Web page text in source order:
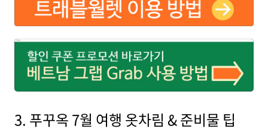
3. 푸꾸옥 7월 여행 옷차림 & 준비물 팁